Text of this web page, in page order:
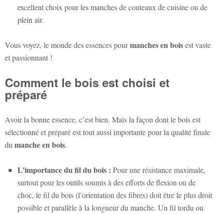
excellent choix pour les manches de couteaux de cuisine ou de
plein air.
Vous voyez, le monde des essences pourmanches en boisest vaste
et passionnant !
Comment le bois est choisi et
préparé
Avoir la bonne essence, c’est bien. Mais la façon dont le bois est
sélectionné et préparé est tout aussi importante pour la qualité finale
du manche en bois.
L’importance du fil du bois : Pour une résistance maximale,
surtout pour les outils soumis à des efforts de flexion ou de
choc, le fil du bois (l’orientation des fibres) doit être le plus droit
possible et parallèle à la longueur du manche. Un fil tordu ou